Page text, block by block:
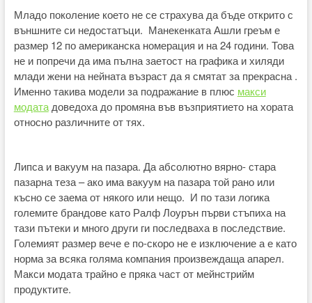
Младо поколение което не се страхува да бъде открито с
външните си недостатъци. Манекенката Ашли греъм е
размер 12 по американска номерация и на 24 години. Това
не и попречи да има пълна заетост на графика и хиляди
млади жени на нейната възраст да я смятат за прекрасна .
Именно такива модели за подражание в плюс макси
модатадоведоха до промяна във възприятието на хората
относно различните от тях.
Липса и вакуум на пазара. Да абсолютно вярно- стара
пазарна теза – ако има вакуум на пазара той рано или
късно се заема от някого или нещо. И по тази логика
големите брандове като Ралф Лоурън първи стъпиха на
тази пътеки и много други ги последваха в последствие.
Големият размер вече е по-скоро не е изключение а е като
норма за всяка голяма компания произвеждаща апарел.
Макси модата трайно е пряка част от мейнстрийм
продуктите.